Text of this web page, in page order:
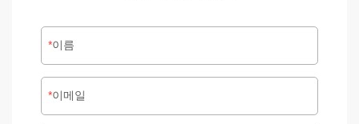
이름
이메일